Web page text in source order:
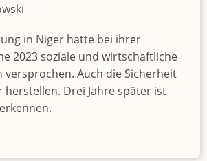
in Niger hatte bei ihrer
2023 soziale und wirtschaftliche
versprochen. Auch die Sicherheit
herstellen. Drei Jahre später ist